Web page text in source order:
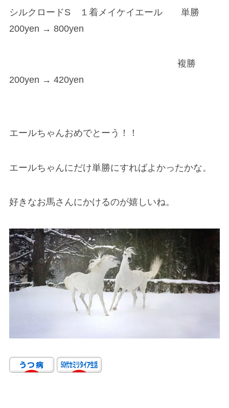
シルクロードS １着メイケイエール単勝
200yen → 800yen
複勝
200yen → 420yen
エールちゃんおめでとーう！！
エールちゃんにだけ単勝にすればよかったかな。
好きなお馬さんにかけるのが嬉しいね。